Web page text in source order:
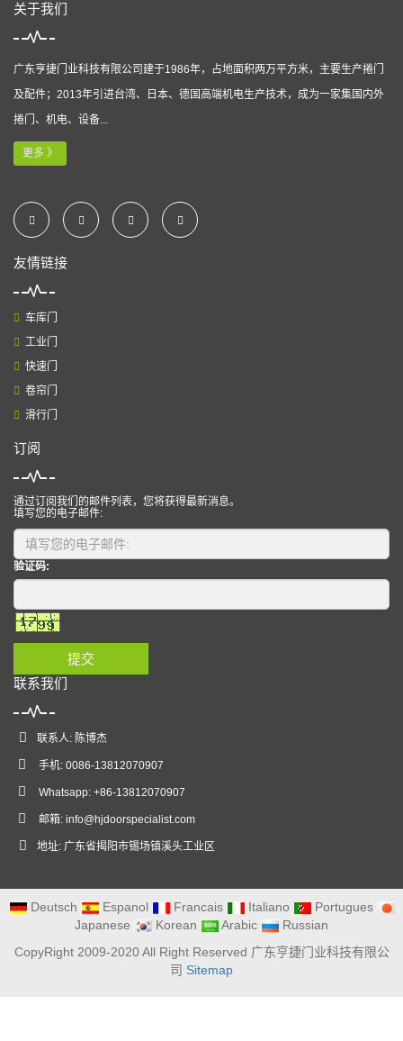
关于我们
广东亨捷门业科技有限公司建于1986年，占地面积两万平方米，主要生产捲门
及配件；2013年引进台湾、日本、德国高端机电生产技术，成为一家集国内外
捲门、机电、设备...
更多 》
友情链接
车库门
工业门
快速门
卷帘门
滑行门
订阅
通过订阅我们的邮件列表，您将获得最新消息。
填写您的电子邮件:
验证码:
提交
联系我们
联系人: 陈博杰
手机: 0086-13812070907
Whatsapp: +86-13812070907
邮箱: info@hjdoorspecialist.com
地址: 广东省揭阳市锡场镇溪头工业区
Deutsch Espanol Francais Italiano
Portugues
Japanese
Korean Arabic
Russian
CopyRight 2009-2020 All Right Reserved 广东亨捷门业科技有限公
司 Sitemap